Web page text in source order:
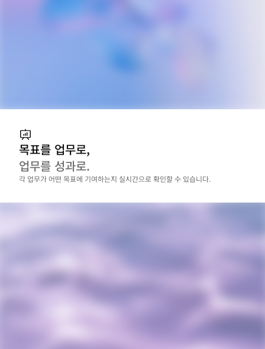
목표를 업무로,
업무를 성과로.
각 업무가 어떤 목표에 기여하는지 실시간으로 확인할 수 있습니다.